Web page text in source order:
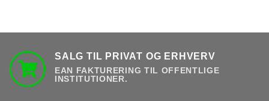
SALG TIL PRIVAT OG ERHVERV
EAN FAKTURERING TIL OFFENTLIGE
INSTITUTIONER.